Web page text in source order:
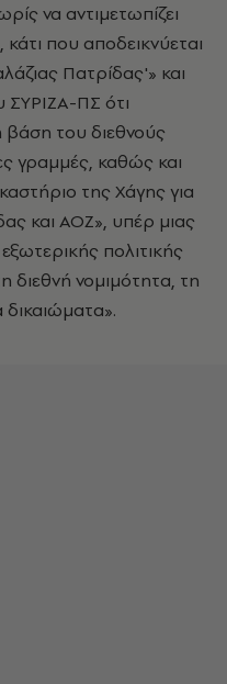
να αντιμετωπίζει
που αποδεικνύεται
Πατρίδας'» και
ΣΥΡΙΖΑ-ΠΣ ότι
βάση του διεθνούς
γραμμές, καθώς και
της Χάγης για
και ΑΟΖ», υπέρ μιας
πολιτικής
διεθνή νομιμότητα, τη